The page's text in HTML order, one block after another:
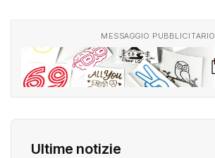
MESSAGGIO PUBBLICITARIO
Ultime notizie